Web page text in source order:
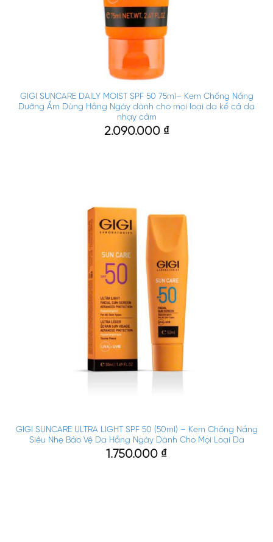
GIGI SUNCARE DAILY MOIST SPF 50 75ml– Kem Chống Nắng
Dưỡng Ẩm Dùng Hằng Ngày dành cho mọi loại da kể cả da
nhạy cảm
2.090.000 ₫
GIGI SUNCARE ULTRA LIGHT SPF 50 (50ml) – Kem Chống Nắng
Siêu Nhẹ Bảo Vệ Da Hằng Ngày Dành Cho Mọi Loại Da
1.750.000 ₫